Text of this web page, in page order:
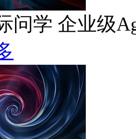
问学 企业级